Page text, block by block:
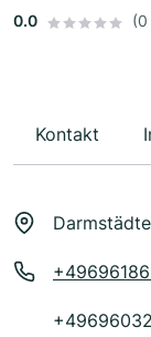
0.0
(0
Kontakt